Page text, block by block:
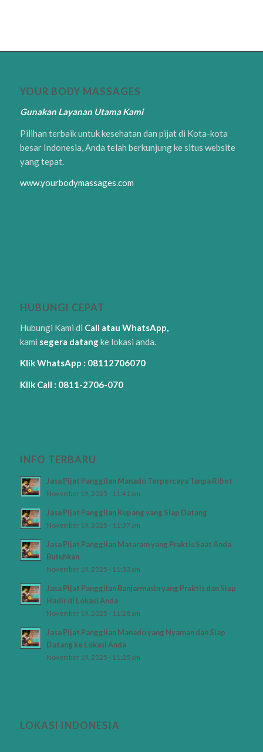
YOUR BODY MASSAGES
Gunakan Layanan Utama Kami
Pilihan terbaik untuk kesehatan dan pijat di Kota-kota
besar Indonesia, Anda telah berkunjung ke situs website
yang tepat.
www.yourbodymassages.com
HUBUNGI CEPAT
Hubungi Kami di Call atau WhatsApp,
kami segera datangke lokasi anda.
Klik WhatsApp : 08112706070
Klik Call : 0811-2706-070
INFO TERBARU
Jasa Pijat Panggilan Manado Terpercaya Tanpa Ribet
November 19, 2025 - 11:41 am
Jasa Pijat Panggilan Kupang yang Siap Datang
November 19, 2025 - 11:37 am
Jasa Pijat Panggilan Mataram yang Praktis Saat Anda
Butuhkan
November 19, 2025 - 11:33 am
Jasa Pijat Panggilan Banjarmasin yang Praktis dan Siap
Hadir di Lokasi Anda
November 19, 2025 - 11:28 am
Jasa Pijat Panggilan Manado yang Nyaman dan Siap
Datang ke Lokasi Anda
November 19, 2025 - 11:25 am
LOKASI INDONESIA